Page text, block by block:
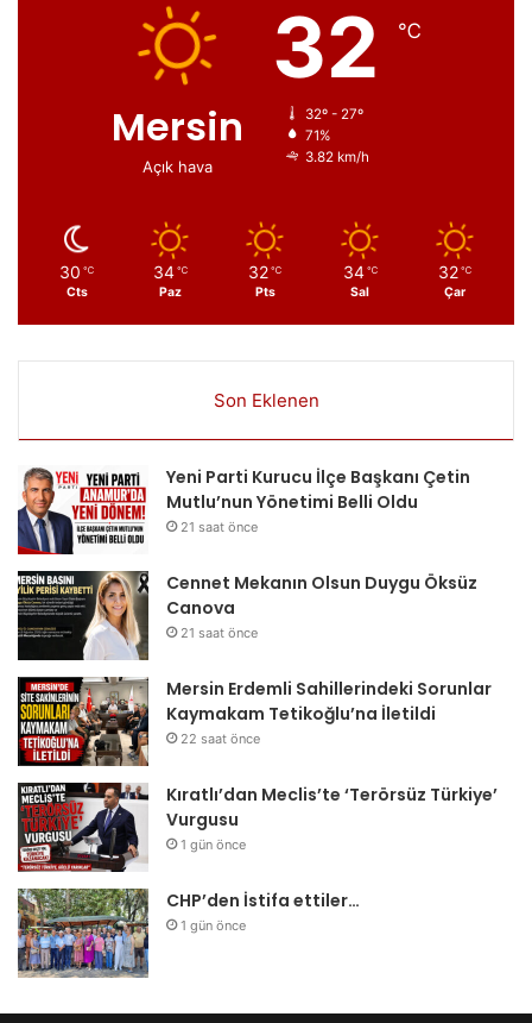
Mersin
Açık hava
32 ℃
32º - 27º
71%
3.82 km/h
30 ℃
Cts
34 ℃
Paz
32 ℃
Pts
34 ℃
Sal
32 ℃
Çar
Son Eklenen
Yeni Parti Kurucu İlçe Başkanı Çetin
Mutlu’nun Yönetimi Belli Oldu
21 saat önce
Cennet Mekanın Olsun Duygu Öksüz
Canova
21 saat önce
Mersin Erdemli Sahillerindeki Sorunlar
Kaymakam Tetikoğlu’na İletildi
22 saat önce
Kıratlı’dan Meclis’te ‘Terörsüz Türkiye’
Vurgusu
1 gün önce
CHP’den İstifa ettiler…
1 gün önce